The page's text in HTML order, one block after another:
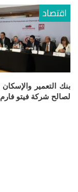
اقتصاد
لصالح شركة فيتو فارم